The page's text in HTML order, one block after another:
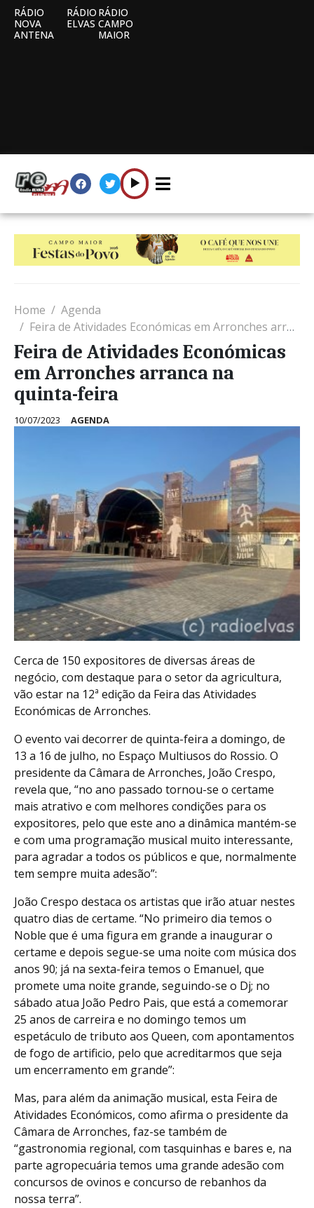
RÁDIO
NOVA
ANTENA
RÁDIO
ELVAS
RÁDIO
CAMPO
MAIOR
Home
Agenda
Feira de Atividades Económicas em Arronches arranca na quinta-feira
Feira de Atividades Económicas
em Arronches arranca na
quinta-feira
10/07/2023 AGENDA
Cerca de 150 expositores de diversas áreas de
negócio, com destaque para o setor da agricultura,
vão estar na 12ª edição da Feira das Atividades
Económicas de Arronches.
O evento vai decorrer de quinta-feira a domingo, de
13 a 16 de julho, no Espaço Multiusos do Rossio. O
presidente da Câmara de Arronches, João Crespo,
revela que, “no ano passado tornou-se o certame
mais atrativo e com melhores condições para os
expositores, pelo que este ano a dinâmica mantém-se
e com uma programação musical muito interessante,
para agradar a todos os públicos e que, normalmente
tem sempre muita adesão”:
João Crespo destaca os artistas que irão atuar nestes
quatro dias de certame. “No primeiro dia temos o
Noble que é uma figura em grande a inaugurar o
certame e depois segue-se uma noite com música dos
anos 90; já na sexta-feira temos o Emanuel, que
promete uma noite grande, seguindo-se o Dj; no
sábado atua João Pedro Pais, que está a comemorar
25 anos de carreira e no domingo temos um
espetáculo de tributo aos Queen, com apontamentos
de fogo de artificio, pelo que acreditarmos que seja
um encerramento em grande”:
Mas, para além da animação musical, esta Feira de
Atividades Económicos, como afirma o presidente da
Câmara de Arronches, faz-se também de
“gastronomia regional, com tasquinhas e bares e, na
parte agropecuária temos uma grande adesão com
concursos de ovinos e concurso de rebanhos da
nossa terra”.